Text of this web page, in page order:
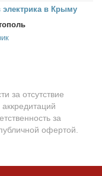
элек­три­ка в Кры­му
за отсутствие
за
офертой.